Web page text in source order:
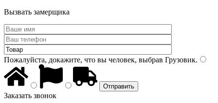
Вызвать замерщика
Пожалуйста, докажите, что вы человек, выбрав Грузовик.
Заказать звонок